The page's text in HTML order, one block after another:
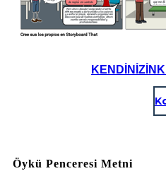
Öykü Penceresi Metni